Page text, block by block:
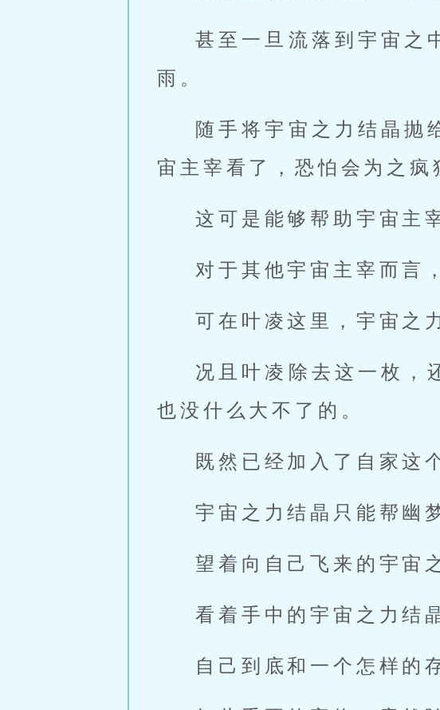
甚至一旦流落到宇宙之
雨。
随手将宇宙之力结晶抛
宙主宰看了，恐怕会为之疯
这可是能够帮助宇宙主
对于其他宇宙主宰而言
可在叶凌这里，宇宙之
况且叶凌除去这一枚，
也没什么大不了的。
既然已经加入了自家这
宇宙之力结晶只能帮幽
望着向自己飞来的宇宙
看着手中的宇宙之力结
自己到底和一个怎样的